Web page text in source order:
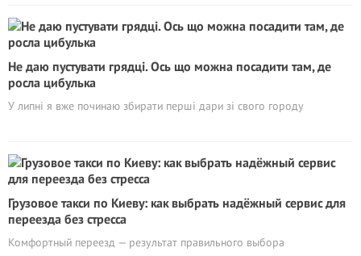
Не даю пустувати грядці. Ось що можна посадити там, де
росла цибулька
У липні я вже починаю збирати перші дари зі свого городу
Грузовое такси по Киеву: как выбрать надёжный сервис для
переезда без стресса
Комфортный переезд — результат правильного выбора